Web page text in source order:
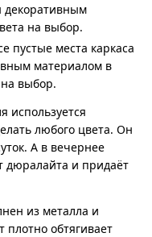
декоративным
на выбор.
пустые места каркаса
материалом в
выбор.
используется
любого цвета. Он
А в вечернее
дюралайта и придаёт
из металла и
обтягивает